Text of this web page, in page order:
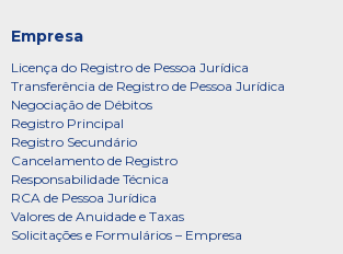
Empresa
Licença do Registro de Pessoa Jurídica
Transferência de Registro de Pessoa Jurídica
Negociação de Débitos
Registro Principal
Registro Secundário
Cancelamento de Registro
Responsabilidade Técnica
RCA de Pessoa Jurídica
Valores de Anuidade e Taxas
Solicitações e Formulários – Empresa